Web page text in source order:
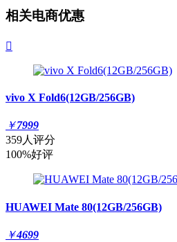
相关电商优惠

vivo X Fold6(12GB/256GB)
￥7999
359人评分
100%好评
HUAWEI Mate 80(12GB/256GB)
￥4699